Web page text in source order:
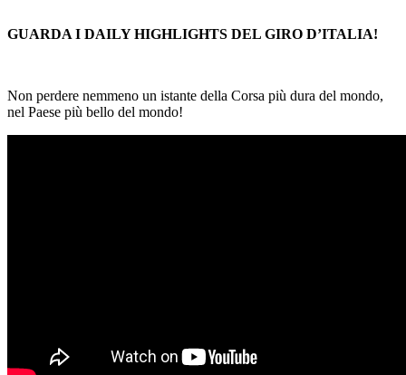
GUARDA I DAILY HIGHLIGHTS DEL GIRO D’ITALIA!
Non perdere nemmeno un istante della Corsa più dura del mondo,
nel Paese più bello del mondo!